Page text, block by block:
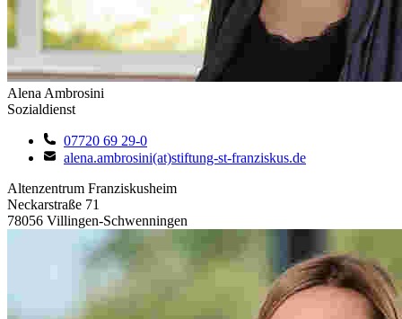
Alena Ambrosini
Sozialdienst
07720 69 29-0
alena.ambrosini(at)stiftung-st-franziskus.de
Altenzentrum Franziskusheim
Neckarstraße 71
78056 Villingen-Schwenningen